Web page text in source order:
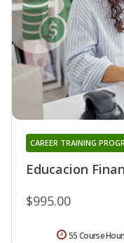
Educacion
CAREER TRAINING
$995.00
55 Course